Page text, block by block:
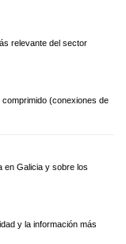
relevante del sector
(conexiones de
en Galicia y sobre los
y la información más